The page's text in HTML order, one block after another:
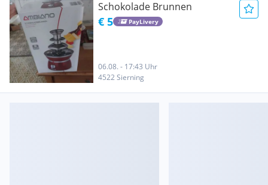
Schokolade Brunnen
€ 5 PayLivery
06.08. - 17:43 Uhr
4522 Sierning